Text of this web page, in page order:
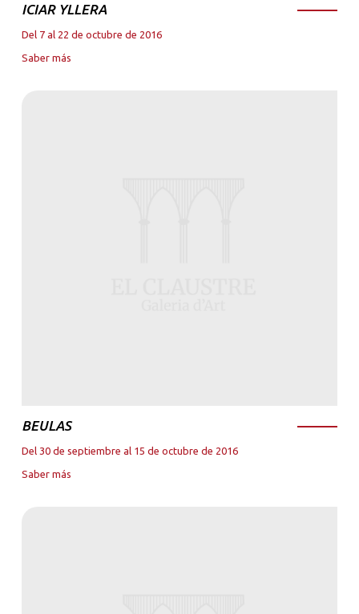
ICIAR YLLERA
Del 7 al 22 de octubre de 2016
Saber más
BEULAS
Del 30 de septiembre al 15 de octubre de 2016
Saber más